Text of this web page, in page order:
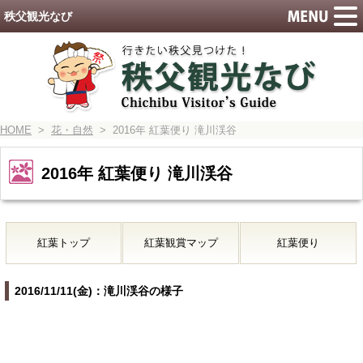
HOME > 花・自然 > 2016年 紅葉便り 滝川渓谷
2016年 紅葉便り 滝川渓谷
紅葉トップ 紅葉観賞マップ 紅葉便り
2016/11/11(金)：滝川渓谷の様子
秩父観光なび